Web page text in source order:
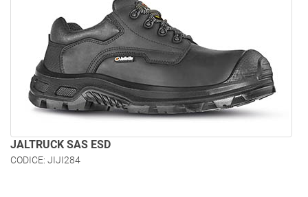
JALTRUCK SAS ESD
CODICE: JIJI284